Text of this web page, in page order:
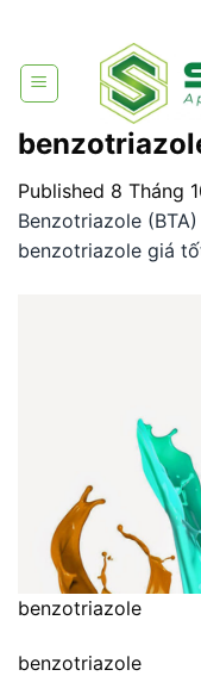
content
Published 8 Tháng
Benzotriazole
benzotriazole giá
benzotriazole
benzotriazole